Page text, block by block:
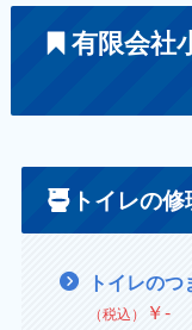
有限会社
トイレの修
トイレのつ
（税込） ￥‐